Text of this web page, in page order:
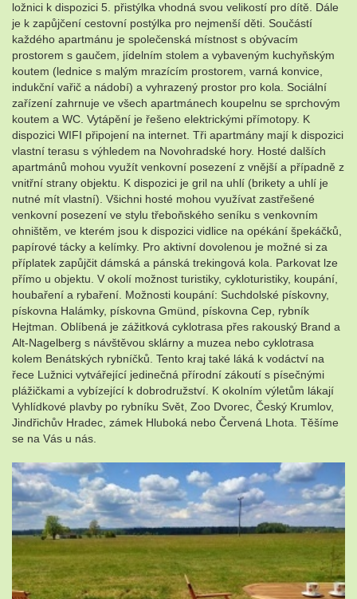
ložnici k dispozici 5. přistýlka vhodná svou velikostí pro dítě. Dále
je k zapůjčení cestovní postýlka pro nejmenší děti. Součástí
každého apartmánu je společenská místnost s obývacím
prostorem s gaučem, jídelním stolem a vybaveným kuchyňským
koutem (lednice s malým mrazícím prostorem, varná konvice,
indukční vařič a nádobí) a vyhrazený prostor pro kola. Sociální
zařízení zahrnuje ve všech apartmánech koupelnu se sprchovým
koutem a WC. Vytápění je řešeno elektrickými přímotopy. K
dispozici WIFI připojení na internet. Tři apartmány mají k dispozici
vlastní terasu s výhledem na Novohradské hory. Hosté dalších
apartmánů mohou využít venkovní posezení z vnější a případně z
vnitřní strany objektu. K dispozici je gril na uhlí (brikety a uhlí je
nutné mít vlastní). Všichni hosté mohou využívat zastřešené
venkovní posezení ve stylu třeboňského seníku s venkovním
ohništěm, ve kterém jsou k dispozici vidlice na opékání špekáčků,
papírové tácky a kelímky. Pro aktivní dovolenou je možné si za
příplatek zapůjčit dámská a pánská trekingová kola. Parkovat lze
přímo u objektu. V okolí možnost turistiky, cykloturistiky, koupání,
houbaření a rybaření. Možnosti koupání: Suchdolské pískovny,
pískovna Halámky, pískovna Gmünd, pískovna Cep, rybník
Hejtman. Oblíbená je zážitková cyklotrasa přes rakouský Brand a
Alt-Nagelberg s návštěvou sklárny a muzea nebo cyklotrasa
kolem Benátských rybníčků. Tento kraj také láká k vodáctví na
řece Lužnici vytvářející jedinečná přírodní zákoutí s písečnými
plážičkami a vybízející k dobrodružství. K okolním výletům lákají
Vyhlídkové plavby po rybníku Svět, Zoo Dvorec, Český Krumlov,
Jindřichův Hradec, zámek Hluboká nebo Červená Lhota. Těšíme
se na Vás u nás.